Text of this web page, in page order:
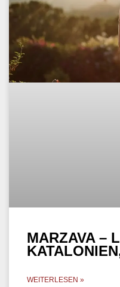
MARZAVA –
WEITERLESEN »